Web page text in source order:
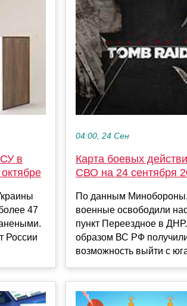
в
47
России
04:00, 24 Сен
Карта боевых
СВО на 24 сентября
По данным Минобороны,
военные освободили
пункт Переездное в
образом ВС РФ
возможность выйти с